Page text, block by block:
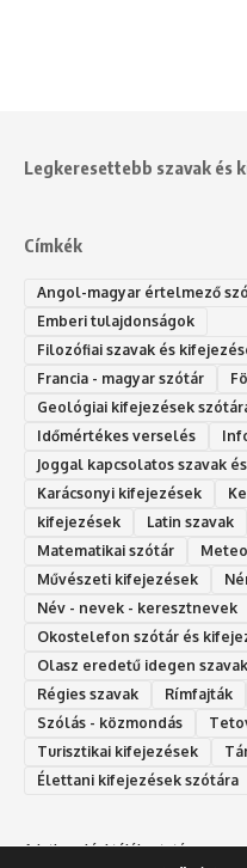
Legkeresettebb szavak és
Címkék
Angol-magyar értelmező
Emberi tulajdonságok
Filozófiai szavak és
Francia - magyar szótár
Geológiai kifejezések
Időmértékes verselés
Joggal kapcsolatos szavak
Karácsonyi kifejezések
kifejezések
Latin szavak
Matematikai szótár
Művészeti kifejezések
Név - nevek - keresztnevek
Okostelefon szótár és
Olasz eredetű idegen szavak
Régies szavak
Rímfajták
Szólás - közmondás
Turisztikai kifejezések
Élettani kifejezések szótára
Adatkezelési tájékoztató